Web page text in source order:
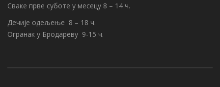
Сваке прве суботе у месецу 8 – 14 ч.
Дечије одељење 8 – 18 ч.
Огранак у Бродареву 9-15 ч.